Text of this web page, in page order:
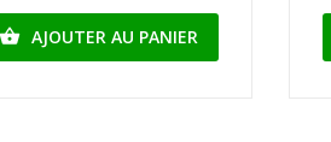
AJOUTER AU PANIER